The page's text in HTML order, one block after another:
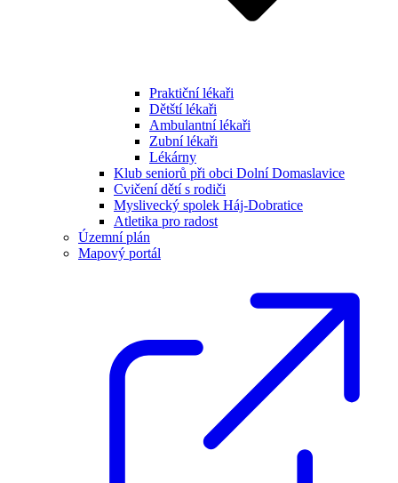
Praktiční lékaři
Dětští lékaři
Ambulantní lékaři
Zubní lékaři
Lékárny
Klub seniorů při obci Dolní Domaslavice
Cvičení dětí s rodiči
Myslivecký spolek Háj-Dobratice
Atletika pro radost
Územní plán
Mapový portál